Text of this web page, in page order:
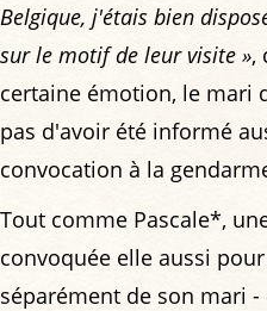
Belgique, j'étais bien
sur le motif de leur visite »,
certaine émotion, le mari
pas d'avoir été informé
convocation à la
Tout comme Pascale*,
convoquée elle aussi
séparément de son mari -